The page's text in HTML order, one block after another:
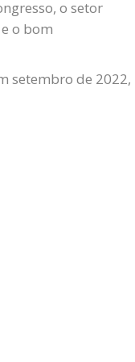
o setor
o bom
setembro de 2022,